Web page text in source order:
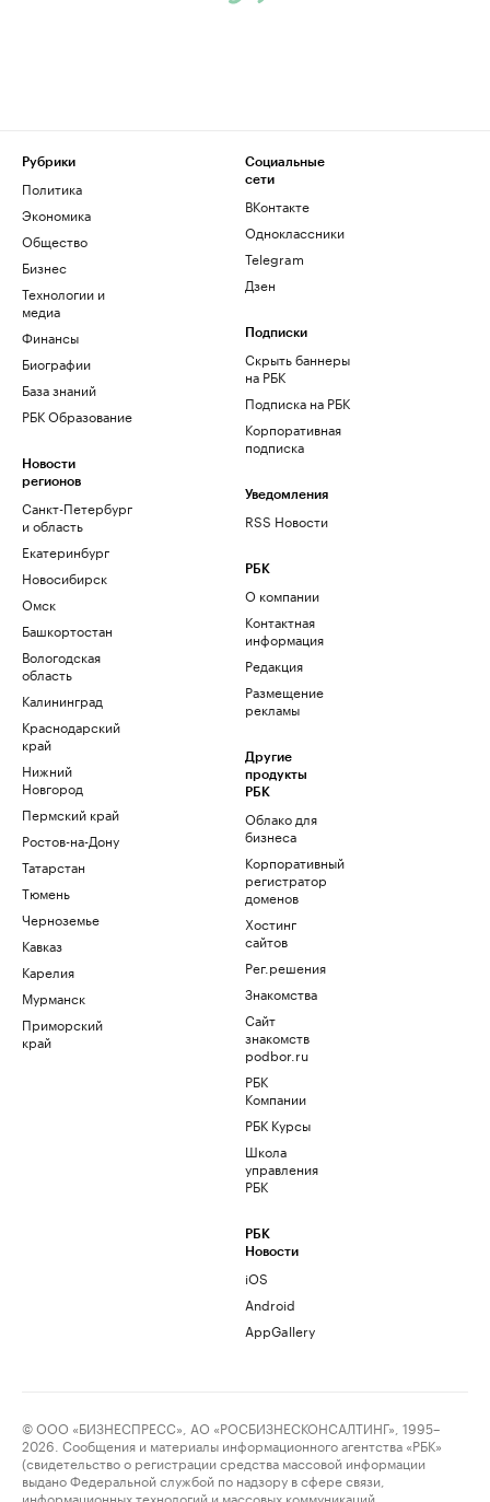
Рубрики
Политика
Экономика
Общество
Бизнес
Технологии и
медиа
Финансы
Биографии
База знаний
РБК Образование
Новости
регионов
Санкт-Петербург
и область
Екатеринбург
Новосибирск
Омск
Башкортостан
Вологодская
область
Калининград
Краснодарский
край
Нижний
Новгород
Пермский край
Ростов-на-Дону
Татарстан
Тюмень
Черноземье
Кавказ
Карелия
Мурманск
Приморский
край
Социальные
сети
ВКонтакте
Одноклассники
Telegram
Дзен
Подписки
Скрыть баннеры
на РБК
Подписка на РБК
Корпоративная
подписка
Уведомления
RSS Новости
РБК
О компании
Контактная
информация
Редакция
Размещение
рекламы
Другие
продукты
РБК
Облако для
бизнеса
Корпоративный
регистратор
доменов
Хостинг
сайтов
Рег.решения
Знакомства
Сайт
знакомств
podbor.ru
РБК
Компании
РБК Курсы
Школа
управления
РБК
РБК
Новости
iOS
Android
AppGallery
© ООО «БИЗНЕСПРЕСС», АО «РОСБИЗНЕСКОНСАЛТИНГ», 1995–
2026. Сообщения и материалы информационного агентства «РБК»
(свидетельство о регистрации средства массовой информации
выдано Федеральной службой по надзору в сфере связи,
информационных технологий и массовых коммуникаций